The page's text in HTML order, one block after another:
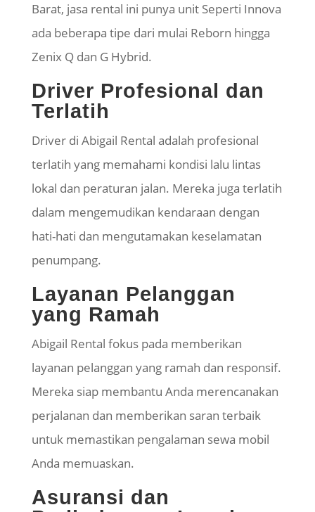
Barat, jasa rental ini punya unit Seperti Innova
ada beberapa tipe dari mulai Reborn hingga
Zenix Q dan G Hybrid.
Driver Profesional dan
Terlatih
Driver di Abigail Rental adalah profesional
terlatih yang memahami kondisi lalu lintas
lokal dan peraturan jalan. Mereka juga terlatih
dalam mengemudikan kendaraan dengan
hati-hati dan mengutamakan keselamatan
penumpang.
Layanan Pelanggan
yang Ramah
Abigail Rental fokus pada memberikan
layanan pelanggan yang ramah dan responsif.
Mereka siap membantu Anda merencanakan
perjalanan dan memberikan saran terbaik
untuk memastikan pengalaman sewa mobil
Anda memuaskan.
Asuransi dan